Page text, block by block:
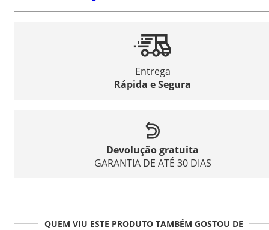
Entrega
Rápida e Segura
Devolução gratuita
GARANTIA DE ATÉ 30 DIAS
QUEM VIU ESTE PRODUTO TAMBÉM GOSTOU DE